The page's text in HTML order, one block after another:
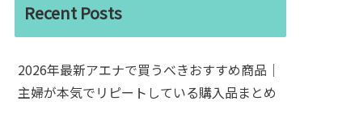
Recent Posts
2026年最新アエナで買うべきおすすめ商品｜
主婦が本気でリピートしている購入品まとめ